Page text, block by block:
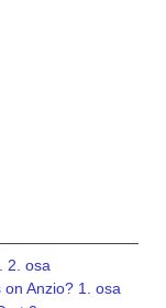
2. osa
Anzio? 1. osa